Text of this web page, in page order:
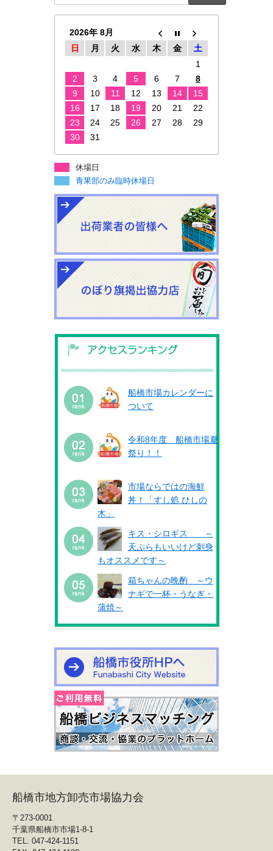
2026年 8月
日
月 火 水 木 金
土
1
2
3 4 5 6 7
8
9
10 11 12 13 14
15
16
17 18 19 20 21
22
23
24 25 26 27 28
29
30
31
休場日
青果部のみ臨時休場日
船橋市場カレンダーに
ついて
令和8年度 船橋市場夏
祭り！！
市場ならではの海鮮
丼！「すし処 ひしの
木」
キス・シロギス ～
天ぷらもいいけど刺身
もオススメです～
箱ちゃんの晩酌 ～ウ
ナギで一杯・うなぎ・
蒲焼～
船橋市地方卸売市場協力会
〒273-0001
千葉県船橋市市場1-8-1
TEL. 047-424-1151